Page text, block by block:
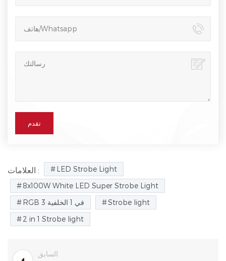
العلامات :
LED Strobe Light
8x100W White LED Super Strobe Light
RGB 3 في 1 الخلفية
Strobe light
2 in 1 Strobe light
السابق